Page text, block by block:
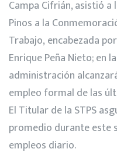
Campa Cifrián, asistió a
Pinos a la
Trabajo, encabezada
Enrique Peña Nieto; en
administración
empleo formal de las
El Titular de la STPS
promedio durante este
empleos diario.